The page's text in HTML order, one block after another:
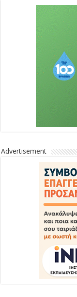
Advertisement